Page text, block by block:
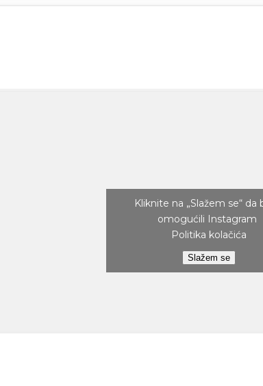
Kliknite na „Slažem se“ da
omogućili Instagram
Politika kolačića
Slažem se